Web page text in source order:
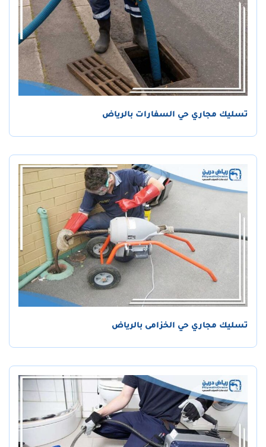
تسليك مجاري حي السفارات بالرياض
تسليك مجاري حي الخزامى بالرياض